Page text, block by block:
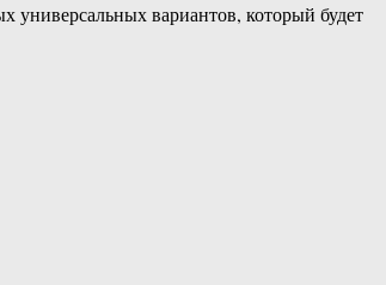
универсальных вариантов, который будет